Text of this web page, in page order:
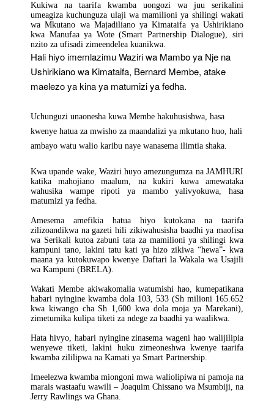
Kukiwa na taarifa kwamba uongozi wa juu serikalini
umeagiza kuchunguza ulaji wa mamilioni ya shilingi wakati
wa Mkutano wa Majadiliano ya Kimataifa ya Ushirikiano
kwa Manufaa ya Wote (Smart Partnership Dialogue), siri
nzito za ufisadi zimeendelea kuanikwa.
Hali hiyo imemlazimu Waziri wa Mambo ya Nje na
Ushirikiano wa Kimataifa, Bernard Membe, atake
maelezo ya kina ya matumizi ya fedha.
Uchunguzi unaonesha kuwa Membe hakuhusishwa, hasa
kwenye hatua za mwisho za maandalizi ya mkutano huo, hali
ambayo watu walio karibu naye wanasema ilimtia shaka.
Kwa upande wake, Waziri huyo amezungumza na JAMHURI
katika mahojiano maalum, na kukiri kuwa amewataka
wahusika wampe ripoti ya mambo yalivyokuwa, hasa
matumizi ya fedha.
Amesema amefikia hatua hiyo kutokana na taarifa
zilizoandikwa na gazeti hili zikiwahusisha baadhi ya maofisa
wa Serikali kutoa zabuni tata za mamilioni ya shilingi kwa
kampuni tano, lakini tatu kati ya hizo zikiwa “hewa”- kwa
maana ya kutokuwapo kwenye Daftari la Wakala wa Usajili
wa Kampuni (BRELA).
Wakati Membe akiwakomalia watumishi hao, kumepatikana
habari nyingine kwamba dola 103, 533 (Sh milioni 165.652
kwa kiwango cha Sh 1,600 kwa dola moja ya Marekani),
zimetumika kulipa tiketi za ndege za baadhi ya waalikwa.
Hata hivyo, habari nyingine zinasema wageni hao walijilipia
wenyewe tiketi, lakini huku zimeoneshwa kwenye taarifa
kwamba zililipwa na Kamati ya Smart Partnership.
Imeelezwa kwamba miongoni mwa waliolipiwa ni pamoja na
marais wastaafu wawili – Joaquim Chissano wa Msumbiji, na
Jerry Rawlings wa Ghana.